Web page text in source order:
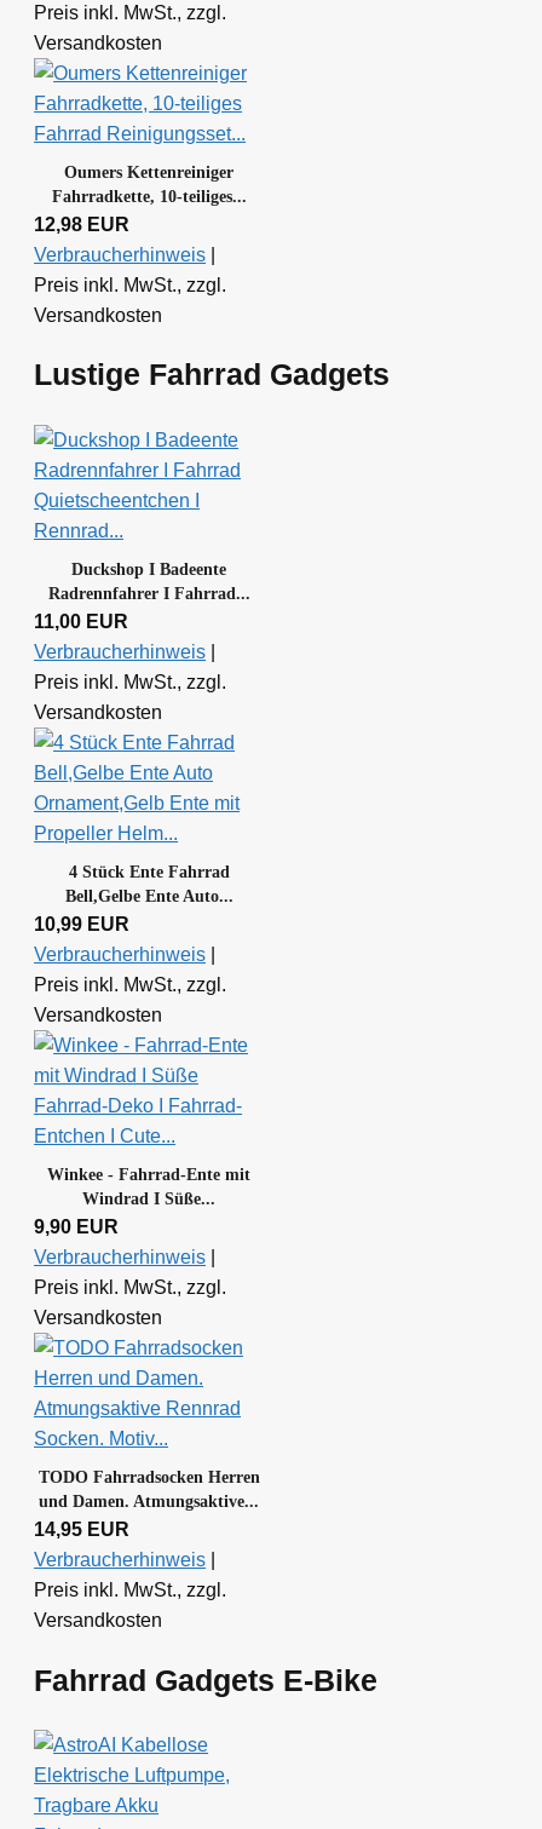
Preis inkl. MwSt., zzgl.
Versandkosten
Oumers Kettenreiniger
Fahrradkette, 10-teiliges...
12,98 EUR
Verbraucherhinweis
Preis inkl. MwSt., zzgl.
Versandkosten
Lustige Fahrrad Gadgets
Duckshop I Badeente
Radrennfahrer I Fahrrad...
11,00 EUR
Verbraucherhinweis
Preis inkl. MwSt., zzgl.
Versandkosten
4 Stück Ente Fahrrad
Bell,Gelbe Ente Auto...
10,99 EUR
Verbraucherhinweis
Preis inkl. MwSt., zzgl.
Versandkosten
Winkee - Fahrrad-Ente mit
Windrad I Süße...
9,90 EUR
Verbraucherhinweis
Preis inkl. MwSt., zzgl.
Versandkosten
TODO Fahrradsocken Herren
und Damen. Atmungsaktive...
14,95 EUR
Verbraucherhinweis
Preis inkl. MwSt., zzgl.
Versandkosten
Fahrrad Gadgets E-Bike